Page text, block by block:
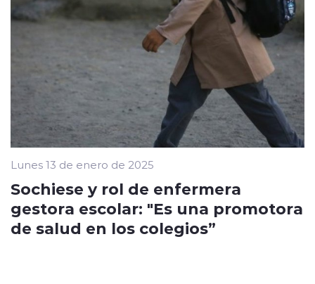
Lunes 13 de enero de 2025
Sochiese y rol de enfermera
gestora escolar: "Es una promotora
de salud en los colegios”